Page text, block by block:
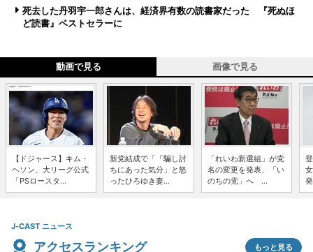
死去した丹羽宇一郎さんは、経済界有数の読書家だった 『死ぬほ
ど読書』ベストセラーに
動画で見る 画像で見る
【ドジャース】キム・
ヘソン、大リーグ公式
「PSロースタ...
新党結成で「「騙し討
ちにあった気分」と怒
ったひろゆき妻...
「れいわ新選組」が党
名の変更を発表、「い
のちの党」へ ...
J-CAST ニュース
アクセスランキング もっと見る